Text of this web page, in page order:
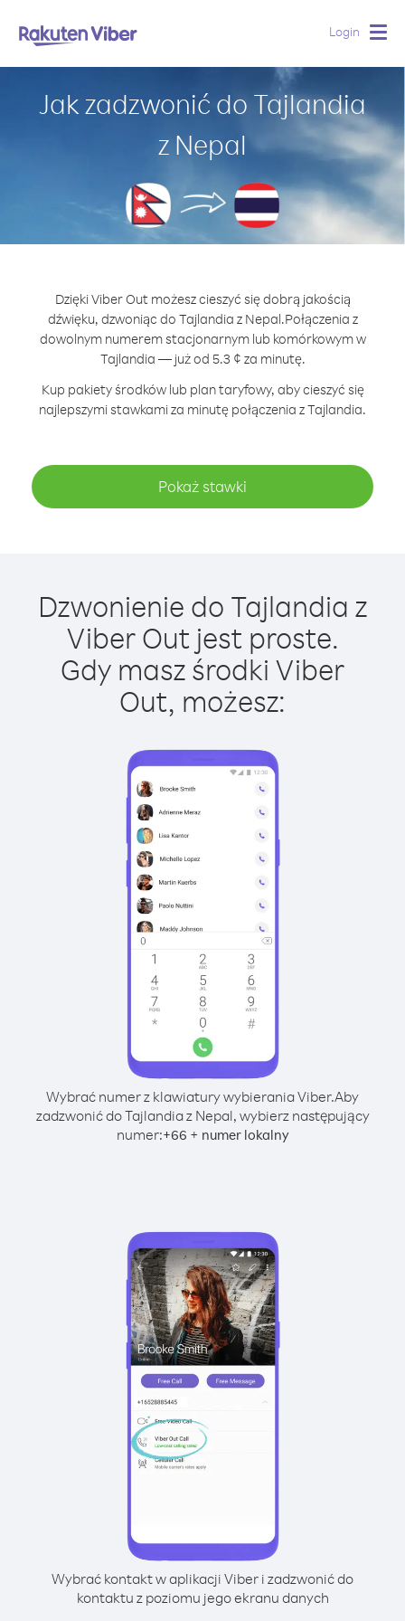
Login
Jak zadzwonić do Tajlandia
z Nepal
Dzięki Viber Out możesz cieszyć się dobrą jakością
dźwięku, dzwoniąc do Tajlandia z Nepal.Połączenia z
dowolnym numerem stacjonarnym lub komórkowym w
Tajlandia — już od 5.3 ¢ za minutę.
Kup pakiety środków lub plan taryfowy, aby cieszyć się
najlepszymi stawkami za minutę połączenia z Tajlandia.
Pokaż stawki
Dzwonienie do Tajlandia z
Viber Out jest proste.
Gdy masz środki Viber
Out, możesz:
Wybrać numer z klawiatury wybierania Viber.Aby
zadzwonić do Tajlandia z Nepal, wybierz następujący
numer:+66 + numer lokalny
Wybrać kontakt w aplikacji Viber i zadzwonić do
kontaktu z poziomu jego ekranu danych